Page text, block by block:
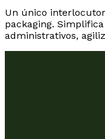
Un único
packaging.
administrativos,